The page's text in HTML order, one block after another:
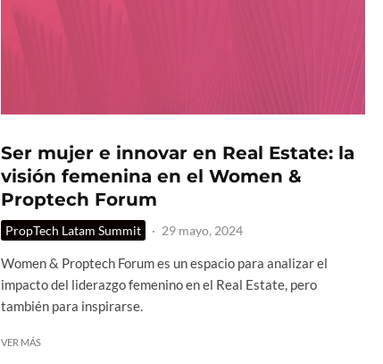
Ser mujer e innovar en Real Estate: la
visión femenina en el Women &
Proptech Forum
PropTech Latam Summit · 29 mayo, 2024
Women & Proptech Forum es un espacio para analizar el
impacto del liderazgo femenino en el Real Estate, pero
también para inspirarse.
VER MÁS